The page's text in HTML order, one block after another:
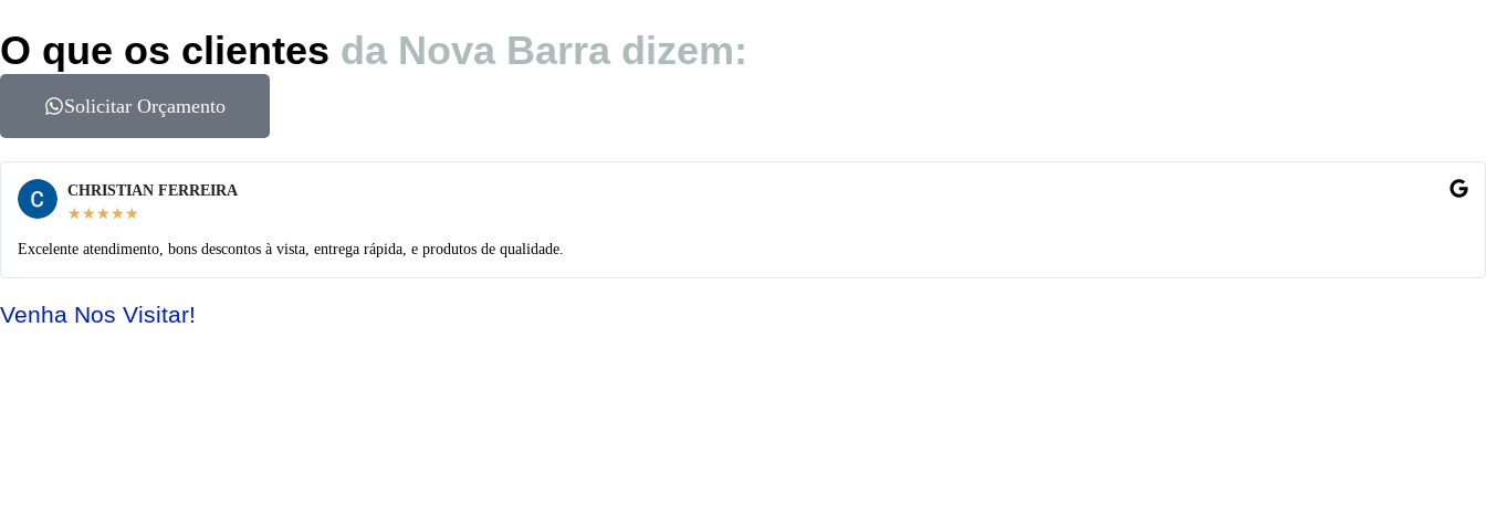
O que os clientes da Nova Barra dizem:
Solicitar Orçamento
CHRISTIAN FERREIRA
★★★★★
Excelente atendimento, bons descontos à vista, entrega rápida, e produtos de qualidade.
Venha Nos Visitar!